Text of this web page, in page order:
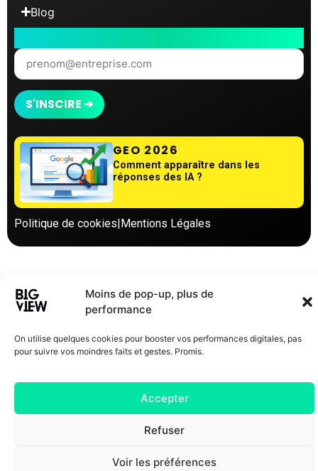
Moins de pop-up, plus de
performance
On utilise quelques cookies pour booster vos performances digitales, pas
pour suivre vos moindres faits et gestes. Promis.
Accepter
Refuser
Voir les préférences
Blog
GEO 2026
Comment apparaître dans les
réponses des IA ?
Politique de cookies|Mentions Légales